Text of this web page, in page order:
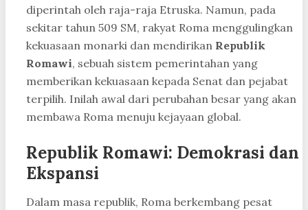
diperintah oleh raja-raja Etruska. Namun, pada
sekitar tahun 509 SM, rakyat Roma menggulingkan
kekuasaan monarki dan mendirikan Republik
Romawi, sebuah sistem pemerintahan yang
memberikan kekuasaan kepada Senat dan pejabat
terpilih. Inilah awal dari perubahan besar yang akan
membawa Roma menuju kejayaan global.
Republik Romawi: Demokrasi dan
Ekspansi
Dalam masa republik, Roma berkembang pesat